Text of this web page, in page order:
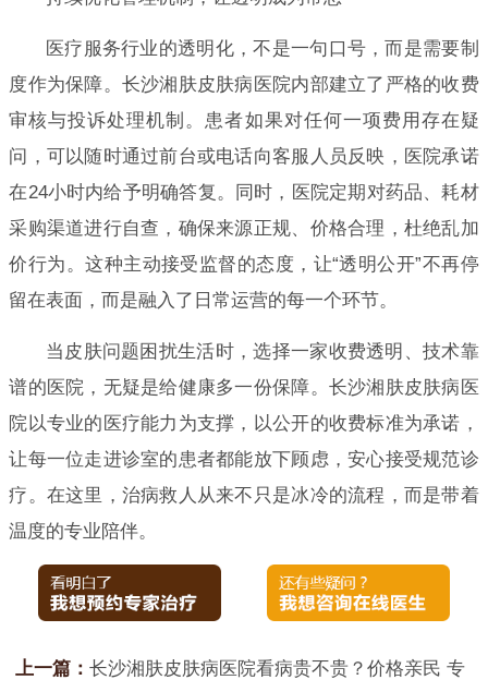
医疗服务行业的透明化，不是一句口号，而是需要制
度作为保障。长沙湘肤皮肤病医院内部建立了严格的收费
审核与投诉处理机制。患者如果对任何一项费用存在疑
问，可以随时通过前台或电话向客服人员反映，医院承诺
在24小时内给予明确答复。同时，医院定期对药品、耗材
采购渠道进行自查，确保来源正规、价格合理，杜绝乱加
价行为。这种主动接受监督的态度，让“透明公开”不再停
留在表面，而是融入了日常运营的每一个环节。
当皮肤问题困扰生活时，选择一家收费透明、技术靠
谱的医院，无疑是给健康多一份保障。长沙湘肤皮肤病医
院以专业的医疗能力为支撑，以公开的收费标准为承诺，
让每一位走进诊室的患者都能放下顾虑，安心接受规范诊
疗。在这里，治病救人从来不只是冰冷的流程，而是带着
温度的专业陪伴。
上一篇： 长沙湘肤皮肤病医院看病贵不贵？价格亲民 专